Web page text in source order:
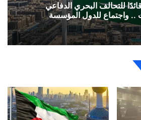
للتحالف البحري الدفاعي
.. واجتماع للدول المؤسسة